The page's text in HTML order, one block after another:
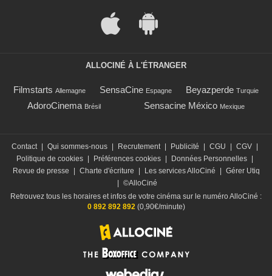
ALLOCINÉ À L'ÉTRANGER
Filmstarts Allemagne SensaCine Espagne Beyazperde Turquie
AdoroCinema Brésil Sensacine México Mexique
Contact | Qui sommes-nous | Recrutement | Publicité | CGU | CGV |
Politique de cookies | Préférences cookies | Données Personnelles |
Revue de presse
| Charte d'écriture | Les services AlloCiné | Gérer Utiq
| ©AlloCiné
Retrouvez tous les horaires et infos de votre cinéma sur le numéro AlloCiné :
0 892 892 892 (0,90€/minute)